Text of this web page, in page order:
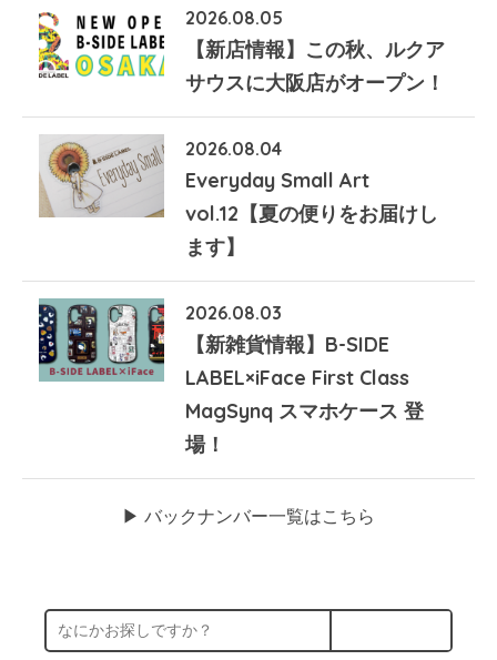
2026.08.05
【新店情報】この秋、ルクア
サウスに大阪店がオープン！
2026.08.04
Everyday Small Art
vol.12【夏の便りをお届けし
ます】
2026.08.03
【新雑貨情報】B-SIDE
LABEL×iFace First Class
MagSynq スマホケース 登
場！
▶︎ バックナンバー一覧はこちら